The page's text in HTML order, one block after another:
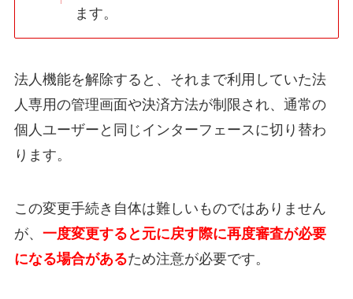
ます。
法人機能を解除すると、それまで利用していた法
人専用の管理画面や決済方法が制限され、通常の
個人ユーザーと同じインターフェースに切り替わ
ります。
この変更手続き自体は難しいものではありません
が、 一度変更すると元に戻す際に再度審査が必要
になる場合があるため注意が必要です。